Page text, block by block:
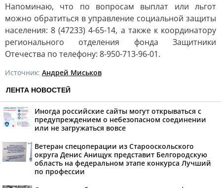
Напоминаю, что по вопросам выплат или льгот
можно обратиться в управление социальной защиты
населения: 8 (47233) 4-65-14, а также к координатору
регионального отделения фонда Защитники
Отечества по телефону: 8-950-713-96-01.
Источник: Андрей Миськов
ЛЕНТА НОВОСТЕЙ
Иногда российские сайты могут открываться с
предупреждением о небезопасном соединении
или не загружаться вовсе
Ветеран спецоперации из Старооскольского
округа Денис Анищук представит Белгородскую
область на федеральном этапе конкурса Лучший
по профессии